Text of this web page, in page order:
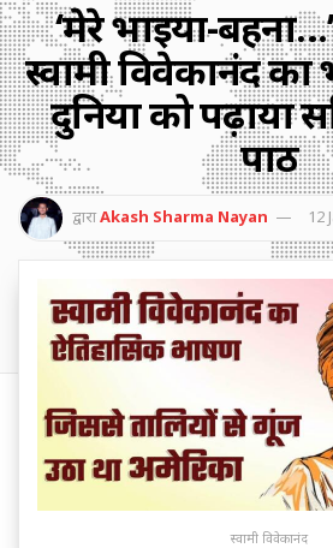
‘मेरे भाइयों-
स्वामी विवेकानंद
दुनिया को पढ़ाया
पाठ
द्वाराAkash Sharma Nayan 12
स्वामी विवेकानंद